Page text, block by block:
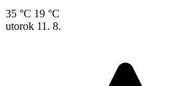
35 °C 19 °C
utorok 11. 8.